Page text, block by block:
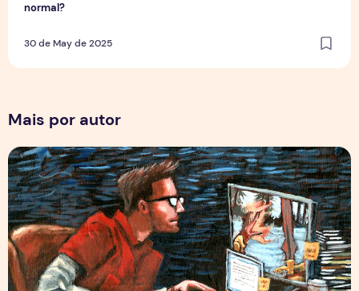
normal?
30 de May de 2025
Mais por autor
Por Trás dos Pixels